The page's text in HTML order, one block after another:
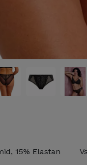
15% Elastan